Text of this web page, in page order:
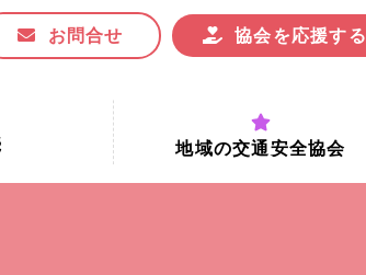
お問合せ 協会を応援する
び受付時間
地域の交通安全協会